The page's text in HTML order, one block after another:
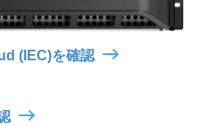
(IEC)を確認